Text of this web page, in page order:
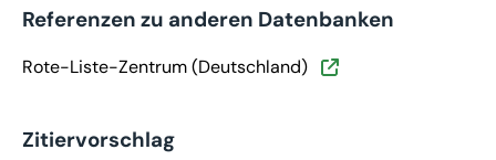
Referenzen zu anderen Datenbanken
Rote-Liste-Zentrum (Deutschland)
Zitiervorschlag